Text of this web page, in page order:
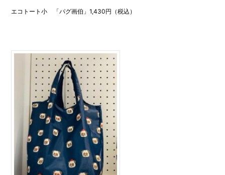
エコトート小 「パグ画伯」1,430円（税込）